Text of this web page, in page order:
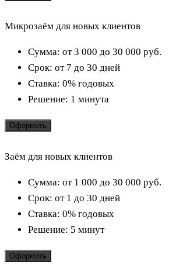
Микрозаём для новых клиентов
Сумма: от 3 000 до 30 000 руб.
Срок: от 7 до 30 дней
Ставка: 0% годовых
Решение: 1 минута
Оформить
Заём для новых клиентов
Сумма: от 1 000 до 30 000 руб.
Срок: от 1 до 30 дней
Ставка: 0% годовых
Решение: 5 минут
Оформить